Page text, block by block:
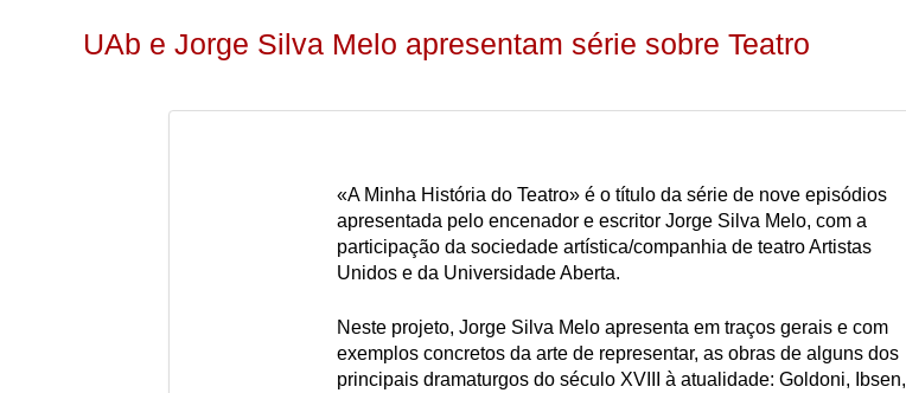
UAb e Jorge Silva Melo apresentam série sobre Teatro
«A Minha História do Teatro» é o título da série de nove episódios
apresentada pelo encenador e escritor Jorge Silva Melo, com a
participação da sociedade artística/companhia de teatro Artistas
Unidos e da Universidade Aberta.
Neste projeto, Jorge Silva Melo apresenta em traços gerais e com
exemplos concretos da arte de representar, as obras de alguns dos
principais dramaturgos do século XVIII à atualidade: Goldoni, Ibsen,